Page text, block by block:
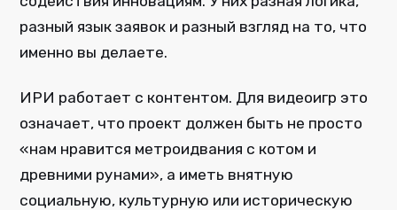
разный язык заявок и разный взгляд на то, что
именно вы делаете.
ИРИ работает с контентом. Для видеоигр это
означает, что проект должен быть не просто
«нам нравится метроидвания с котом и
древними рунами», а иметь внятную
социальную, культурную или историческую